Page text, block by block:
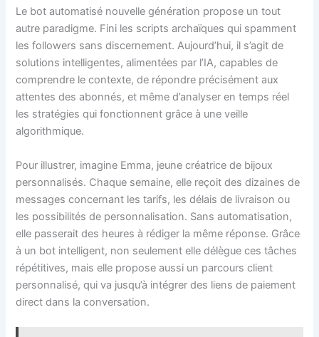
Le bot automatisé nouvelle génération propose un tout
autre paradigme. Fini les scripts archaïques qui spamment
les followers sans discernement. Aujourd’hui, il s’agit de
solutions intelligentes, alimentées par l’IA, capables de
comprendre le contexte, de répondre précisément aux
attentes des abonnés, et même d’analyser en temps réel
les stratégies qui fonctionnent grâce à une veille
algorithmique.
Pour illustrer, imagine Emma, jeune créatrice de bijoux
personnalisés. Chaque semaine, elle reçoit des dizaines de
messages concernant les tarifs, les délais de livraison ou
les possibilités de personnalisation. Sans automatisation,
elle passerait des heures à rédiger la même réponse. Grâce
à un bot intelligent, non seulement elle délègue ces tâches
répétitives, mais elle propose aussi un parcours client
personnalisé, qui va jusqu’à intégrer des liens de paiement
direct dans la conversation.